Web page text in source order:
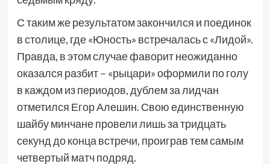
С таким же результатом закончился и поединок
в столице, где «Юность» встречалась с «Лидой».
Правда, в этом случае фаворит неожиданно
оказался разбит – «рыцари» оформили по голу
в каждом из периодов, дублем за лидчан
отметился Егор Алешин. Свою единственную
шайбу минчане провели лишь за тридцать
секунд до конца встречи, проиграв тем самым
четвертый матч подряд.